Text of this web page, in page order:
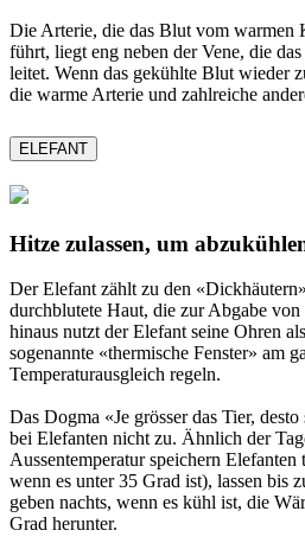
Die Arterie, die das Blut vom warmen
führt, liegt eng neben der Vene, die
leitet. Wenn das gekühlte Blut wieder
die warme Arterie und zahlreiche
ELEFANT
Hitze zulassen, um
Der Elefant zählt zu den
durchblutete Haut, die zur Abgabe
hinaus nutzt der Elefant seine Ohren
sogenannte «thermische Fenster» am
Temperaturausgleich regeln.
Das Dogma «Je grösser das Tier,
bei Elefanten nicht zu. Ähnlich der
Aussentemperatur speichern Elefanten
wenn es unter 35 Grad ist), lassen bis
geben nachts, wenn es kühl ist, die
Grad herunter.